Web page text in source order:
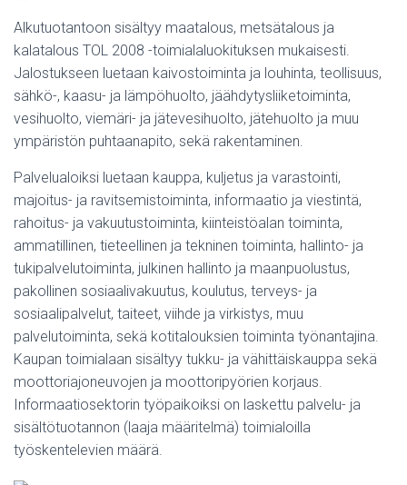
Alkutuotantoon sisältyy maatalous, metsätalous ja
kalatalous TOL 2008 -toimialaluokituksen mukaisesti.
Jalostukseen luetaan kaivostoiminta ja louhinta, teollisuus,
sähkö-, kaasu- ja lämpöhuolto, jäähdytysliiketoiminta,
vesihuolto, viemäri- ja jätevesihuolto, jätehuolto ja muu
ympäristön puhtaanapito, sekä rakentaminen.
Palvelualoiksi luetaan kauppa, kuljetus ja varastointi,
majoitus- ja ravitsemistoiminta, informaatio ja viestintä,
rahoitus- ja vakuutustoiminta, kiinteistöalan toiminta,
ammatillinen, tieteellinen ja tekninen toiminta, hallinto- ja
tukipalvelutoiminta, julkinen hallinto ja maanpuolustus,
pakollinen sosiaalivakuutus, koulutus, terveys- ja
sosiaalipalvelut, taiteet, viihde ja virkistys, muu
palvelutoiminta, sekä kotitalouksien toiminta työnantajina.
Kaupan toimialaan sisältyy tukku- ja vähittäiskauppa sekä
moottoriajoneuvojen ja moottoripyörien korjaus.
Informaatiosektorin työpaikoiksi on laskettu palvelu- ja
sisältötuotannon (laaja määritelmä) toimialoilla
työskentelevien määrä.